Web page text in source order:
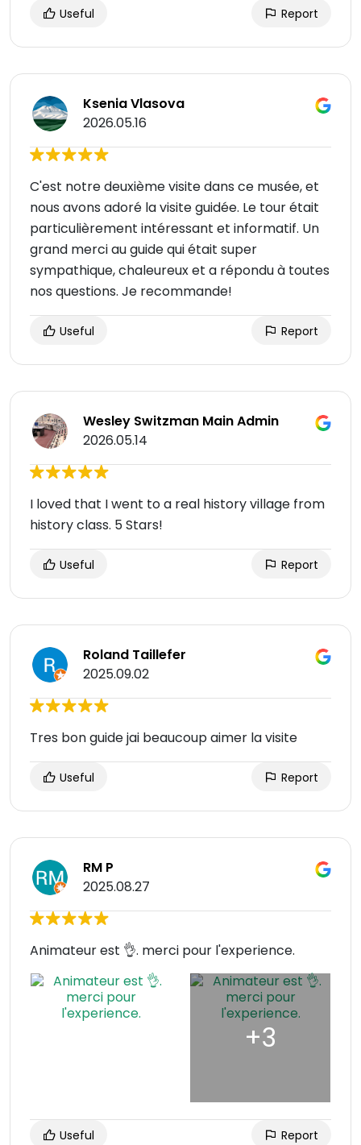
Useful Report
Ksenia Vlasova
2026.05.16
C'est notre deuxième visite dans ce musée, et
nous avons adoré la visite guidée. Le tour était
particulièrement intéressant et informatif. Un
grand merci au guide qui était super
sympathique, chaleureux et a répondu à toutes
nos questions. Je recommande!
Useful Report
Wesley Switzman Main Admin
2026.05.14
I loved that I went to a real history village from
history class. 5 Stars!
Useful Report
Roland Taillefer
2025.09.02
Tres bon guide jai beaucoup aimer la visite
Useful Report
RM P
2025.08.27
Animateur est 👌. merci pour l'experience.
Useful Report